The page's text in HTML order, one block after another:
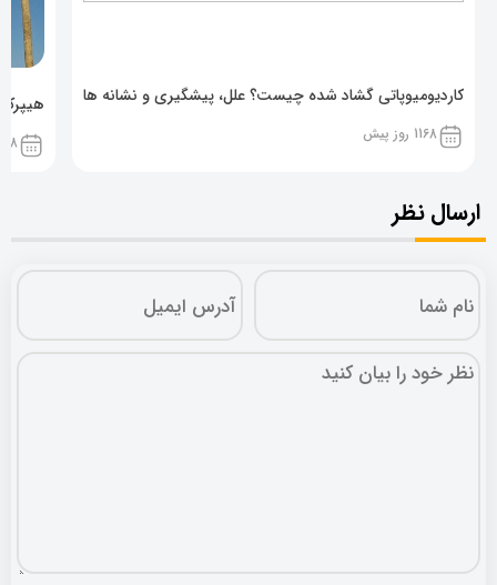
کاردیومیوپاتی گشاد شده چیست؟ علل، پیشگیری و نشانه ها
1168 روز پیش 1168
ارسال نظر